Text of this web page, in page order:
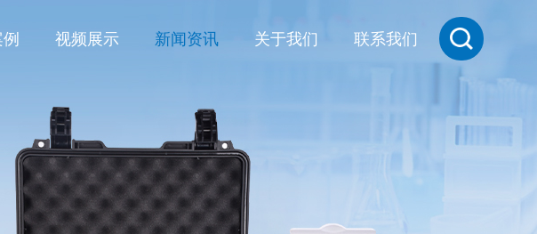
视频展示 新闻资讯 关于我们 联系我们